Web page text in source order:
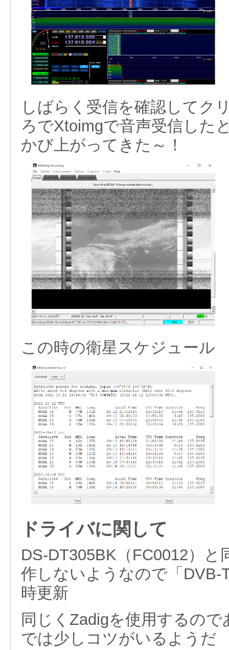
しばらく受信を確認してク
ろでXtoimgで音声受信した
かび上がってきた～！
この時の衛星スケジュール
ドライバに関して
DS-DT305BK（FC0012）
作しないようなので「DVB-
時更新
同じくZadigを使用するので
では少しコツがいるようだ